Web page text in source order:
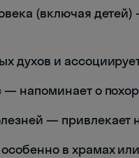
(включая детей)
духов и
— напоминает о
— привлекает
в храмах